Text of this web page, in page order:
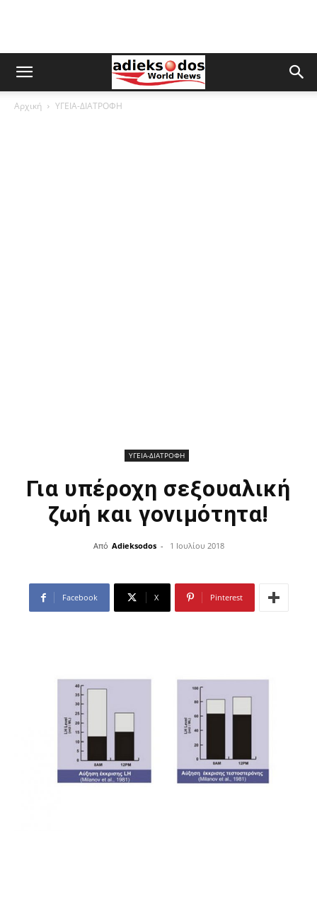
Αρχική ΥΓΕΙΑ-ΔΙΑΤΡΟΦΗ
ΥΓΕΙΑ-ΔΙΑΤΡΟΦΗ
Για υπέροχη σεξουαλική
ζωή και γονιμότητα!
Από Adieksodos - 1 Ιουλίου 2018
Facebook X Pinterest